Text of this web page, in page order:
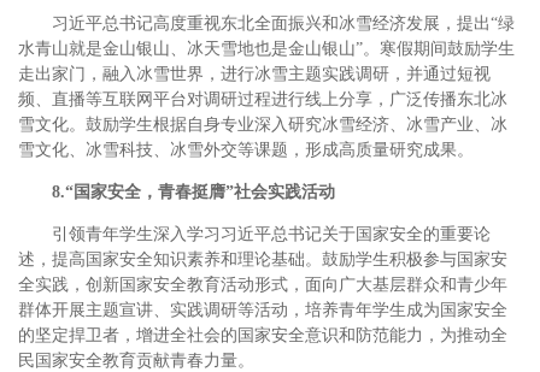
习近平总书记高度重视东北全面振兴和冰雪经济发展，提出“绿
水青山就是金山银山、冰天雪地也是金山银山”。寒假期间鼓励学生
走出家门，融入冰雪世界，进行冰雪主题实践调研，并通过短视
频、直播等互联网平台对调研过程进行线上分享，广泛传播东北冰
雪文化。鼓励学生根据自身专业深入研究冰雪经济、冰雪产业、冰
雪文化、冰雪科技、冰雪外交等课题，形成高质量研究成果。
8.“国家安全，青春挺膺”社会实践活动
引领青年学生深入学习习近平总书记关于国家安全的重要论
述，提高国家安全知识素养和理论基础。鼓励学生积极参与国家安
全实践，创新国家安全教育活动形式，面向广大基层群众和青少年
群体开展主题宣讲、实践调研等活动，培养青年学生成为国家安全
的坚定捍卫者，增进全社会的国家安全意识和防范能力，为推动全
民国家安全教育贡献青春力量。